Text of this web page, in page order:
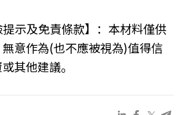
提示及免責條款】：本材料僅供
意作為(也不應被視為)值得信
其他建議。